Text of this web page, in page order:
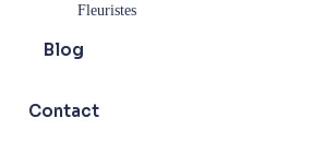
Fleuristes
Blog
Contact